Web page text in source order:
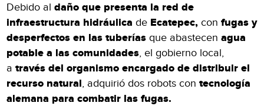
Debido aldaño que presenta la red de
infraestructura hidráulica de Ecatepec, confugas y
desperfectos en las tuberías que abastecenagua
potable a las comunidades, el gobierno local,
através del organismo encargado de distribuir el
recurso natural, adquirió dos robots contecnología
alemana para combatir las fugas.